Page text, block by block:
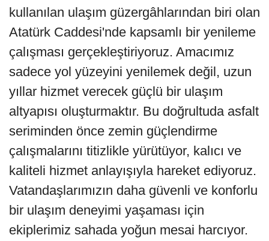
kullanılan ulaşım güzergâhlarından biri olan
Atatürk Caddesi'nde kapsamlı bir yenileme
çalışması gerçekleştiriyoruz. Amacımız
sadece yol yüzeyini yenilemek değil, uzun
yıllar hizmet verecek güçlü bir ulaşım
altyapısı oluşturmaktır. Bu doğrultuda asfalt
seriminden önce zemin güçlendirme
çalışmalarını titizlikle yürütüyor, kalıcı ve
kaliteli hizmet anlayışıyla hareket ediyoruz.
Vatandaşlarımızın daha güvenli ve konforlu
bir ulaşım deneyimi yaşaması için
ekiplerimiz sahada yoğun mesai harcıyor.